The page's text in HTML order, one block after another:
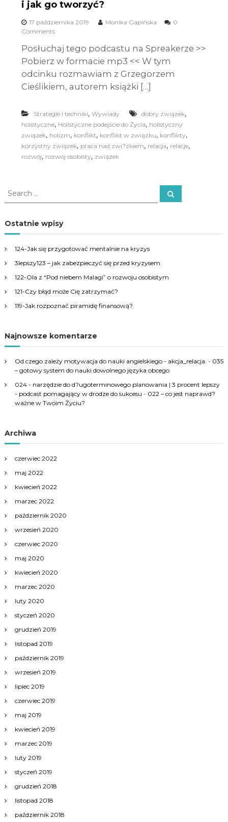
i jak go tworzyć?
17 października 2019 Monika Gapińska
0
Comments
Posłuchaj tego podcastu na Spreakerze >>
Pobierz w formacie mp3 << W tym
odcinku rozmawiam z Grzegorzem
Cieślikiem, autorem książki […]
Strategie i techniki, Wywiady dobry związek,
holistyczne, Holistyczne podejście do Życia, holistyczny
związek, holizm, konflikt, konflikt w związku, konflikty,
korzystny związek, praca nad zwi?zkiem, relacja, relacje,
rozwój, rozwój osobisty, związek
S
r
c
f
o
r
S
e
Ostatnie wpisy
124-Jak się przygotować mentalnie na kryzys
3lepszy123 – jak zabezpieczyć się przed kryzysem
122-Ola z “Pod niebem Malagi” o rozwoju osobistym
121-Czy błąd może Cię zatrzymać?
119-Jak rozpoznać piramidę finansową?
Najnowsze komentarze
Od czego zależy motywacja do nauki angielskiego - akcja_relacja. - 035
– gotowy system do nauki dowolnego języka obcego
024 - narzędzie do d?ugoterminowego planowania | 3 procent lepszy
- podcast pomagający w drodze do sukcesu - 022 – co jest naprawd?
ważne w Twoim Życiu?
Archiwa
czerwiec 2022
maj 2022
kwiecień 2022
marzec 2022
październik 2020
wrzesień 2020
czerwiec 2020
maj 2020
kwiecień 2020
marzec 2020
luty 2020
styczeń 2020
grudzień 2019
listopad 2019
październik 2019
wrzesień 2019
lipiec 2019
czerwiec 2019
maj 2019
kwiecień 2019
marzec 2019
luty 2019
styczeń 2019
grudzień 2018
listopad 2018
październik 2018